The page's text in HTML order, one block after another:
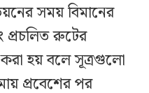
সময় বিমানের
প্রচলিত রুটের
করা হয় বলে সূত্রগুলো
প্রবেশের পর